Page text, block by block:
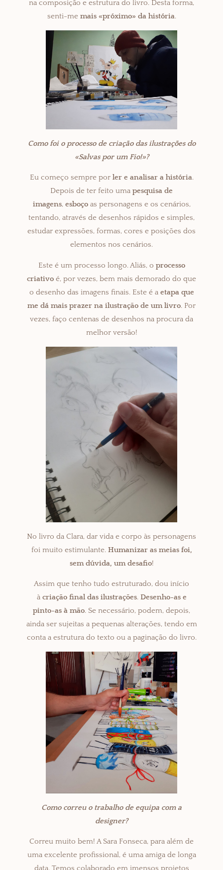
na composição e estrutura do livro. Desta forma,
senti-me mais «próximo» da história.
Como foi o processo de criação das ilustrações do
«Salvas por um Fio!»?
Eu começo sempre por ler e analisar a história.
Depois de ter feito uma pesquisa de
imagens, esboçoas personagens e os cenários,
tentando, através de desenhos rápidos e simples,
estudar expressões, formas, cores e posições dos
elementos nos cenários.
Este é um processo longo. Aliás, o processo
criativo é, por vezes, bem mais demorado do que
o desenho das imagens finais. Este é a etapa que
me dá mais prazer na ilustração de um livro. Por
vezes, faço centenas de desenhos na procura da
melhor versão!
No livro da Clara, dar vida e corpo às personagens
foi muito estimulante. Humanizar as meias foi,
sem dúvida, um desafio!
Assim que tenho tudo estruturado, dou início
à criação final das ilustrações. Desenho-as e
pinto-as à mão. Se necessário, podem, depois,
ainda ser sujeitas a pequenas alterações, tendo em
conta a estrutura do texto ou a paginação do livro.
Como correu o trabalho de equipa com a
designer?
Correu muito bem! A Sara Fonseca, para além de
uma excelente profissional, é uma amiga de longa